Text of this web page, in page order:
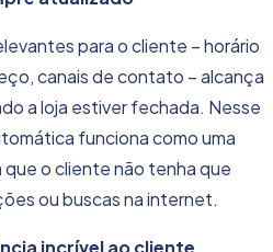
para o cliente – horário
canais de contato – alcança
a loja estiver fechada. Nesse
funciona como uma
o cliente não tenha que
ou buscas na internet.
incrível ao cliente